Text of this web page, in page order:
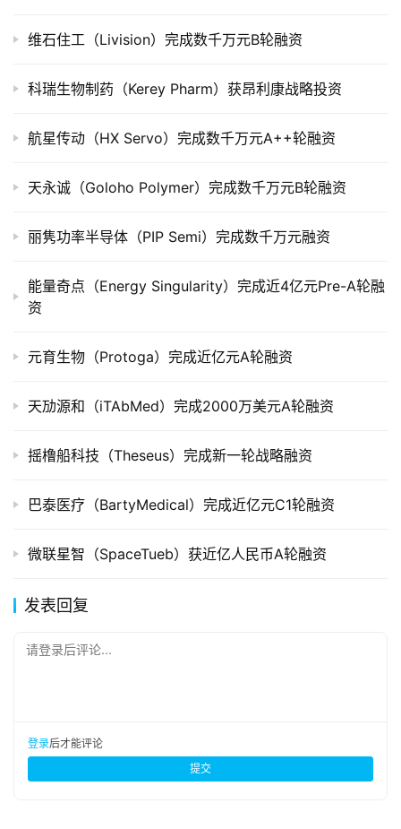
公
上
市
创
数
业
学
维石住工（Livision）完成数千万元B轮融资
科瑞生物制药（Kerey Pharm）获昂利康战略投资
航星传动（HX Servo）完成数千万元A++轮融资
天永诚（Goloho Polymer）完成数千万元B轮融资
丽隽功率半导体（PIP Semi）完成数千万元融资
能量奇点（Energy Singularity）完成近4亿元Pre-A轮融
资
元育生物（Protoga）完成近亿元A轮融资
天劢源和（iTAbMed）完成2000万美元A轮融资
摇橹船科技（Theseus）完成新一轮战略融资
巴泰医疗（BartyMedical）完成近亿元C1轮融资
微联星智（SpaceTueb）获近亿人民币A轮融资
发表回复
请登录后评论...
登录后才能评论
提交